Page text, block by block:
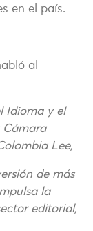
en el país.
al
Idioma y el
Cámara
Lee,
de más
la
editorial,